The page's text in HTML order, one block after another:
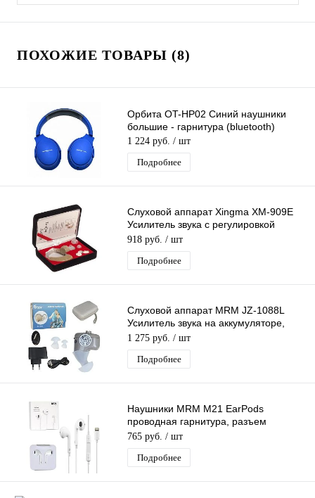
ПОХОЖИЕ ТОВАРЫ (8)
Орбита OT-HP02 Синий наушники
большие - гарнитура (bluetooth)
1 224 руб. / шт
Подробнее
Слуховой аппарат Xingma XM-909E
Усилитель звука с регулировкой
громкости, для пожилых людей
918 руб. / шт
Подробнее
Слуховой аппарат MRM JZ-1088L
Усилитель звука на аккумуляторе,
регулировкой громкости, для пожилых
1 275 руб. / шт
Подробнее
Наушники MRM M21 EarPods
проводная гарнитура, разъем
Lightning, белые
765 руб. / шт
Подробнее